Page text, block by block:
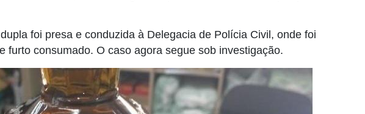
foi presa e conduzida à Delegacia de Polícia Civil, onde foi
furto consumado. O caso agora segue sob investigação.